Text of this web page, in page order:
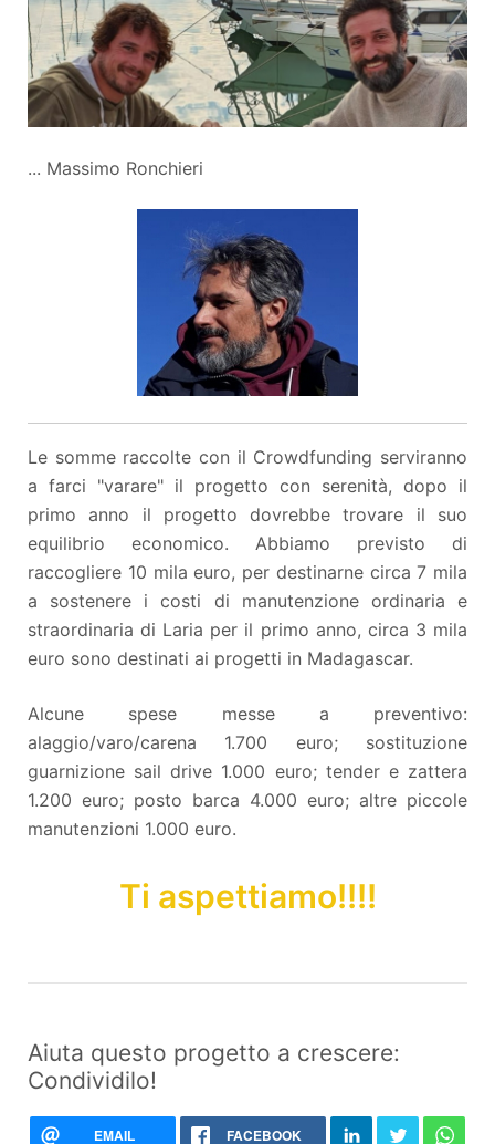
... Massimo Ronchieri
Le somme raccolte con il Crowdfunding serviranno
a farci "varare" il progetto con serenità, dopo il
primo anno il progetto dovrebbe trovare il suo
equilibrio economico. Abbiamo previsto di
raccogliere 10 mila euro, per destinarne circa 7 mila
a sostenere i costi di manutenzione ordinaria e
straordinaria di Laria per il primo anno, circa 3 mila
euro sono destinati ai progetti in Madagascar.
Alcune spese messe a preventivo:
alaggio/varo/carena 1.700 euro; sostituzione
guarnizione sail drive 1.000 euro; tender e zattera
1.200 euro; posto barca 4.000 euro; altre piccole
manutenzioni 1.000 euro.
Ti aspettiamo!!!!
Aiuta questo progetto a crescere:
Condividilo!
EMAIL FACEBOOK